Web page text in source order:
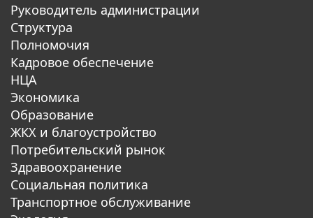
Руководитель администрации
Структура
Полномочия
Кадровое обеспечение
НЦА
Экономика
Образование
ЖКХ и благоустройство
Потребительский рынок
Здравоохранение
Социальная политика
Транспортное обслуживание